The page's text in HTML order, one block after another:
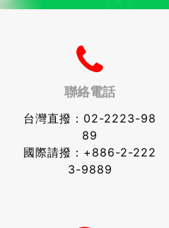
聯絡電話
台灣直撥： 02-2223-98
89
國際請撥： +886-2-222
3-9889